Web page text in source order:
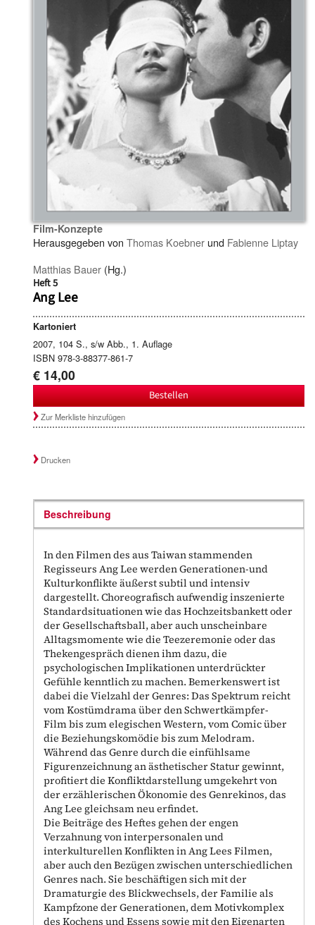
Film-Konzepte
Herausgegeben von Thomas Koebner und Fabienne Liptay
Matthias Bauer (Hg.)
Heft 5
Ang Lee
Kartoniert
2007, 104 S., s/w Abb., 1. Auflage
ISBN 978-3-88377-861-7
€ 14,00
Bestellen
Zur Merkliste hinzufügen
Drucken
Beschreibung
In den Filmen des aus Taiwan stammenden
Regisseurs Ang Lee werden Generationen-und
Kulturkonflikte äußerst subtil und intensiv
dargestellt. Choreografisch aufwendig inszenierte
Standardsituationen wie das Hochzeitsbankett oder
der Gesellschaftsball, aber auch unscheinbare
Alltagsmomente wie die Teezeremonie oder das
Thekengespräch dienen ihm dazu, die
psychologischen Implikationen unterdrückter
Gefühle kenntlich zu machen. Bemerkenswert ist
dabei die Vielzahl der Genres: Das Spektrum reicht
vom Kostümdrama über den Schwertkämpfer-
Film bis zum elegischen Western, vom Comic über
die Beziehungskomödie bis zum Melodram.
Während das Genre durch die einfühlsame
Figurenzeichnung an ästhetischer Statur gewinnt,
profitiert die Konfliktdarstellung umgekehrt von
der erzählerischen Ökonomie des Genrekinos, das
Ang Lee gleichsam neu erfindet.
Die Beiträge des Heftes gehen der engen
Verzahnung von interpersonalen und
interkulturellen Konflikten in Ang Lees Filmen,
aber auch den Bezügen zwischen unterschiedlichen
Genres nach. Sie beschäftigen sich mit der
Dramaturgie des Blickwechsels, der Familie als
Kampfzone der Generationen, dem Motivkomplex
des Kochens und Essens sowie mit den Eigenarten